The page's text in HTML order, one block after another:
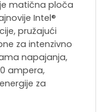
je matična ploča
Intel®
pružajući
za intenzivno
napajanja,
ampera,
za